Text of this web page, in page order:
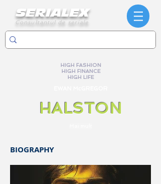
SERIALEX
Consultantul de seriale
HIGH FASHION
HIGH FINANCE
HIGH LIFE
HALSTON
BIOGRAPHY